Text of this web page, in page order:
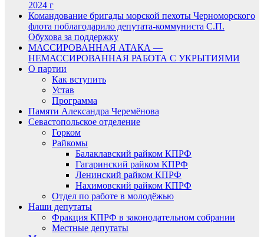
2024 г
Командование бригады морской пехоты Черноморского
флота поблагодарило депутата-коммуниста С.П.
Обухова за поддержку
МАССИРОВАННАЯ АТАКА —
НЕМАССИРОВАННАЯ РАБОТА С УКРЫТИЯМИ
О партии
Как вступить
Устав
Программа
Памяти Александра Черемёнова
Севастопольское отделение
Горком
Райкомы
Балаклавский райком КПРФ
Гагаринский райком КПРФ
Ленинский райком КПРФ
Нахимовский райком КПРФ
Отдел по работе в молодёжью
Наши депутаты
Фракция КПРФ в законодательном собрании
Местные депутаты